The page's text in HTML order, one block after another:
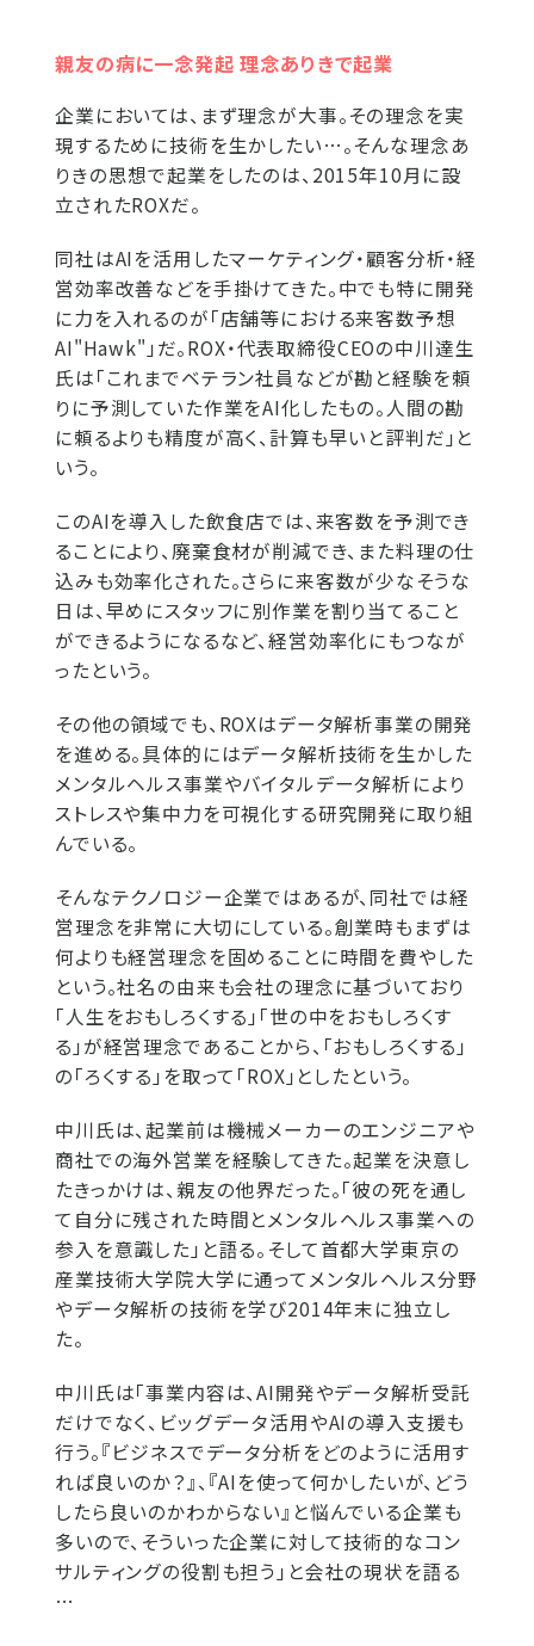
親友の病に一念発起 理念ありきで起業
企業においては、まず理念が大事。その理念を実
現するために技術を生かしたい…。そんな理念あ
りきの思想で起業をしたのは、2015年10月に設
立されたROXだ。
同社はAIを活用したマーケティング・顧客分析・経
営効率改善などを手掛けてきた。中でも特に開発
に力を入れるのが「店舗等における来客数予想
AI"Hawk"」だ。ROX・代表取締役CEOの中川達生
氏は「これまでベテラン社員などが勘と経験を頼
りに予測していた作業をAI化したもの。人間の勘
に頼るよりも精度が高く、計算も早いと評判だ」と
いう。
このAIを導入した飲食店では、来客数を予測でき
ることにより、廃棄食材が削減でき、また料理の仕
込みも効率化された。さらに来客数が少なそうな
日は、早めにスタッフに別作業を割り当てること
ができるようになるなど、経営効率化にもつなが
ったという。
その他の領域でも、ROXはデータ解析事業の開発
を進める。具体的にはデータ解析技術を生かした
メンタルヘルス事業やバイタルデータ解析により
ストレスや集中力を可視化する研究開発に取り組
んでいる。
そんなテクノロジー企業ではあるが、同社では経
営理念を非常に大切にしている。創業時もまずは
何よりも経営理念を固めることに時間を費やした
という。社名の由来も会社の理念に基づいており
「人生をおもしろくする」「世の中をおもしろくす
る」が経営理念であることから、「おもしろくする」
の「ろくする」を取って「ROX」としたという。
中川氏は、起業前は機械メーカーのエンジニアや
商社での海外営業を経験してきた。起業を決意し
たきっかけは、親友の他界だった。「彼の死を通し
て自分に残された時間とメンタルヘルス事業への
参入を意識した」と語る。そして首都大学東京の
産業技術大学院大学に通ってメンタルヘルス分野
やデータ解析の技術を学び2014年末に独立し
た。
中川氏は「事業内容は、AI開発やデータ解析受託
だけでなく、ビッグデータ活用やAIの導入支援も
行う。『ビジネスでデータ分析をどのように活用す
れば良いのか？』、『AIを使って何かしたいが、どう
したら良いのかわからない』と悩んでいる企業も
多いので、そういった企業に対して技術的なコン
サルティングの役割も担う」と会社の現状を語る
…